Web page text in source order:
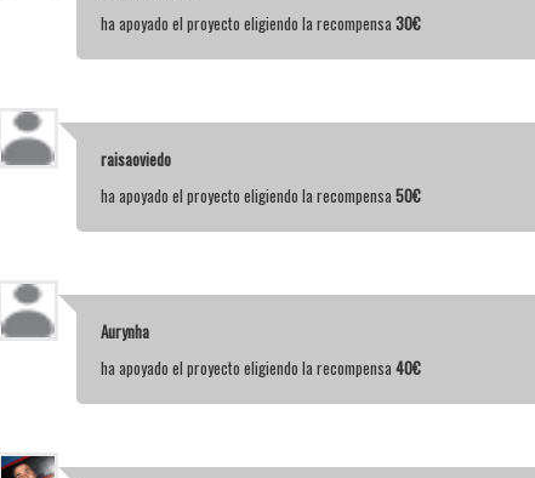
ha apoyado el proyecto eligiendo la recompensa 30€
raisaoviedo
ha apoyado el proyecto eligiendo la recompensa 50€
Aurynha
ha apoyado el proyecto eligiendo la recompensa 40€